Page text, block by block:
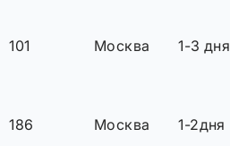
101 Москва 1-3 дня
186 Москва 1-2дня